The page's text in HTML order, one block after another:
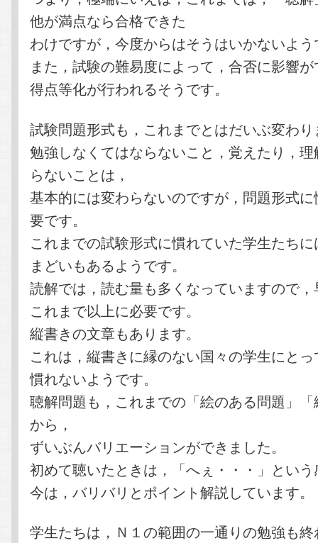
他が満点なら合格できた
わけですが，今度からはそうはいかないよ
また，試験の難易度によって，合否に影響
得点等化が行われるそうです。
試験問題形式も，これまでとはだいぶ変わ
勉強しなくてはならないこと，覚えたり，
らないことは，
基本的には変わらないのですが，問題形式
要です。
これまでの試験形式に慣れていた学生たち
まどいもあるようです。
読解では，読む量も多くなっていますので
これまで以上に必要です。
縦書きの文章もあります。
これは，縦書きに縁のない国々の学生にと
慣れないようです。
聴解問題も，これまでの「絵のある問題」
から，
ずいぶんバリエーションができました。
初めて聴いたときは，「へぇ・・・」とい
今は，バリバリとポイント解説しています。
学生たちは，Ｎ１の範囲の一通りの勉強も